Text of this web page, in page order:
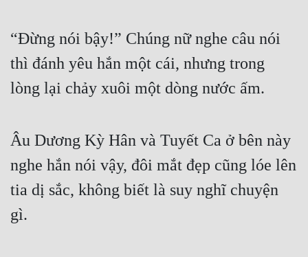
“Đừng nói bậy!” Chúng nữ nghe câu nói
thì đánh yêu hắn một cái, nhưng trong
lòng lại chảy xuôi một dòng nước ấm.
Âu Dương Kỳ Hân và Tuyết Ca ở bên này
nghe hắn nói vậy, đôi mắt đẹp cũng lóe lên
tia dị sắc, không biết là suy nghĩ chuyện
gì.